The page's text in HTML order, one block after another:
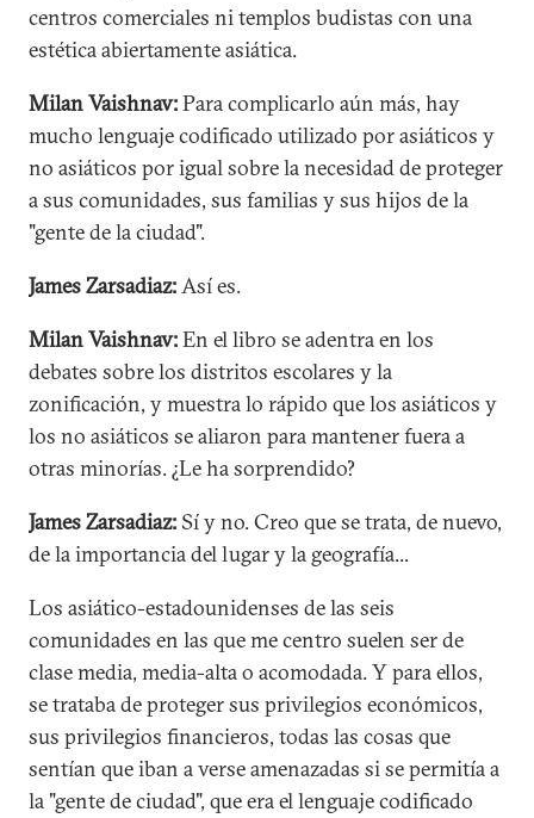
centros comerciales ni templos budistas con una
estética abiertamente asiática.
Milan Vaishnav:Para complicarlo aún más, hay
mucho lenguaje codificado utilizado por asiáticos y
no asiáticos por igual sobre la necesidad de proteger
a sus comunidades, sus familias y sus hijos de la
"gente de la ciudad".
James Zarsadiaz:Así es.
Milan Vaishnav:En el libro se adentra en los
debates sobre los distritos escolares y la
zonificación, y muestra lo rápido que los asiáticos y
los no asiáticos se aliaron para mantener fuera a
otras minorías. ¿Le ha sorprendido?
James Zarsadiaz: Sí y no. Creo que se trata, de nuevo,
de la importancia del lugar y la geografía...
Los asiático-estadounidenses de las seis
comunidades en las que me centro suelen ser de
clase media, media-alta o acomodada. Y para ellos,
se trataba de proteger sus privilegios económicos,
sus privilegios financieros, todas las cosas que
sentían que iban a verse amenazadas si se permitía a
la "gente de ciudad", que era el lenguaje codificado